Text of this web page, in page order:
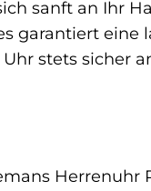
sanft an Ihr
garantiert eine
Uhr stets sicher
Herrenuhr